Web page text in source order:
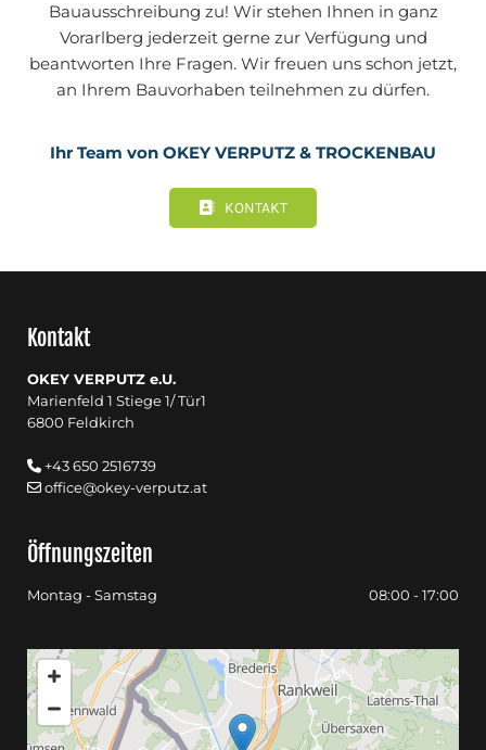
Bauausschreibung zu! Wir stehen Ihnen in ganz
Vorarlberg jederzeit gerne zur Verfügung und
beantworten Ihre Fragen. Wir freuen uns schon jetzt,
an Ihrem Bauvorhaben teilnehmen zu dürfen.
Ihr Team von OKEY VERPUTZ & TROCKENBAU
KONTAKT
Kontakt
OKEY VERPUTZ e.U.
Marienfeld 1 Stiege 1/ Tür1
6800 Feldkirch
 +43 650 2516739
 office@okey-verputz.at
Öffnungszeiten
Montag - Samstag 08:00 - 17:00